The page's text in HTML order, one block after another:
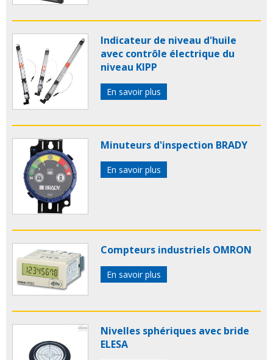
Indicateur de niveau d'huile
avec contrôle électrique du
niveau KIPP
En savoir plus
Minuteurs d'inspection BRADY
En savoir plus
Compteurs industriels OMRON
En savoir plus
Nivelles sphériques avec bride
ELESA